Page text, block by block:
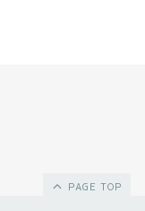
PAGE TOP